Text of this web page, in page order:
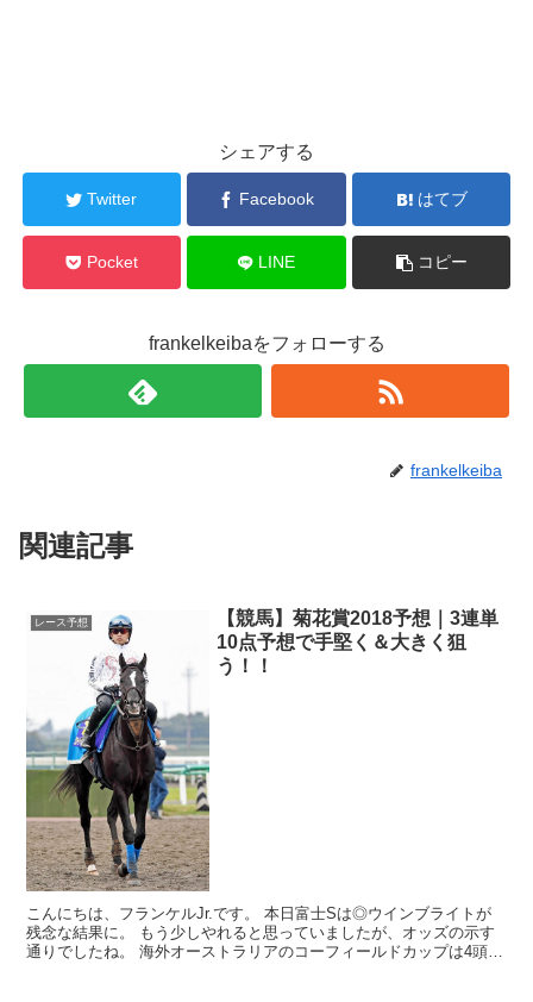
シェアする
Twitter Facebook はてブ
Pocket LINE コピー
frankelkeibaをフォローする
frankelkeiba
関連記事
レース予想
【競馬】菊花賞2018予想｜3連単
10点予想で手堅く＆大きく狙
う！！
こんにちは、フランケルJr.です。 本日富士Sは◎ウインブライトが
残念な結果に。 もう少しやれると思っていましたが、オッズの示す
通りでしたね。 海外オーストラリアのコーフィールドカップは4頭ボ